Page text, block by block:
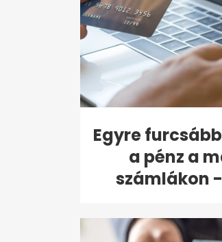
Egyre
a pénz a
számlákon